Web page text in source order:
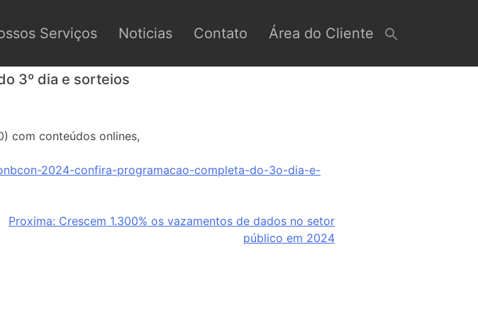
Serviços Noticias Contato Área do Cliente
3º dia e sorteios
com conteúdos onlines,
2024-confira-programacao-completa-do-3o-dia-e-
Proxima: Crescem 1.300% os vazamentos de dados no setor
público em 2024